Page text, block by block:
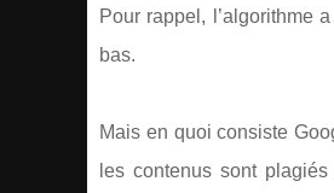
Pour rappel, l’algorithme
bas.
Mais en quoi consiste
les contenus sont